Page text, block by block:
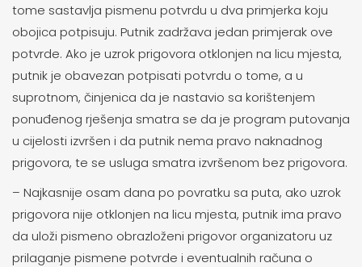
tome sastavlja pismenu potvrdu u dva primjerka koju
obojica potpisuju. Putnik zadržava jedan primjerak ove
potvrde. Ako je uzrok prigovora otklonjen na licu mjesta,
putnik je obavezan potpisati potvrdu o tome, a u
suprotnom, činjenica da je nastavio sa korištenjem
ponuđenog rješenja smatra se da je program putovanja
u cijelosti izvršen i da putnik nema pravo naknadnog
prigovora, te se usluga smatra izvršenom bez prigovora.
– Najkasnije osam dana po povratku sa puta, ako uzrok
prigovora nije otklonjen na licu mjesta, putnik ima pravo
da uloži pismeno obrazloženi prigovor organizatoru uz
prilaganje pismene potvrde i eventualnih računa o